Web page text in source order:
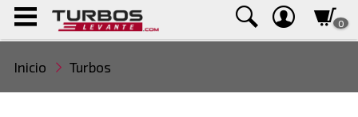
0
Inicio Turbos